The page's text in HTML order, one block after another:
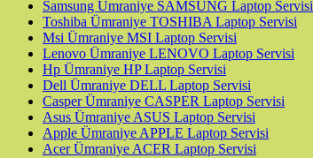
Samsung Ümraniye SAMSUNG Laptop Servisi
Toshiba Ümraniye TOSHIBA Laptop Servisi
Msi Ümraniye MSI Laptop Servisi
Lenovo Ümraniye LENOVO Laptop Servisi
Hp Ümraniye HP Laptop Servisi
Dell Ümraniye DELL Laptop Servisi
Casper Ümraniye CASPER Laptop Servisi
Asus Ümraniye ASUS Laptop Servisi
Apple Ümraniye APPLE Laptop Servisi
Acer Ümraniye ACER Laptop Servisi